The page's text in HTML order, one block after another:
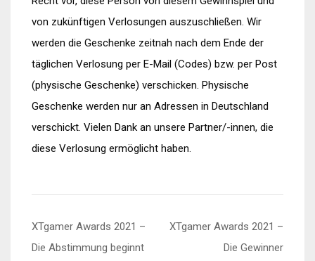
von zukünftigen Verlosungen auszuschließen. Wir
werden die Geschenke zeitnah nach dem Ende der
täglichen Verlosung per E-Mail (Codes) bzw. per Post
(physische Geschenke) verschicken. Physische
Geschenke werden nur an Adressen in Deutschland
verschickt. Vielen Dank an unsere Partner/-innen, die
diese Verlosung ermöglicht haben.
Beitragsnavigation
XTgamer Awards 2021 –
Die Abstimmung beginnt
XTgamer Awards 2021 –
Die Gewinner